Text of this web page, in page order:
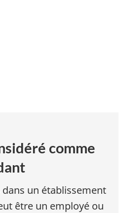
comme
un établissement
être un employé ou